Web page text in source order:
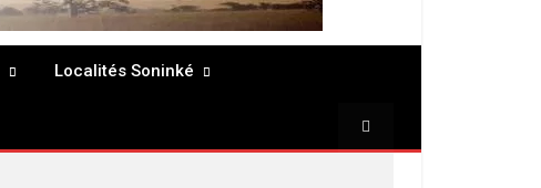
Localités Soninké